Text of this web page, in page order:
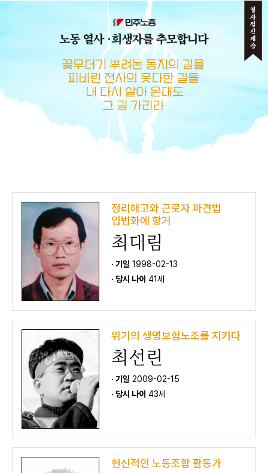
메뉴 건너뛰기
정리해고와 근로자 파견법
입법화에 항거
최대림
· 기일 1998-02-13
· 당시 나이 41세
위기의 생명보험노조를 지키다
최선린
· 기일 2009-02-15
· 당시 나이 43세
헌신적인 노동조합 활동가